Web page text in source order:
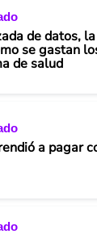
de datos, la
se gastan
de salud
a pagar